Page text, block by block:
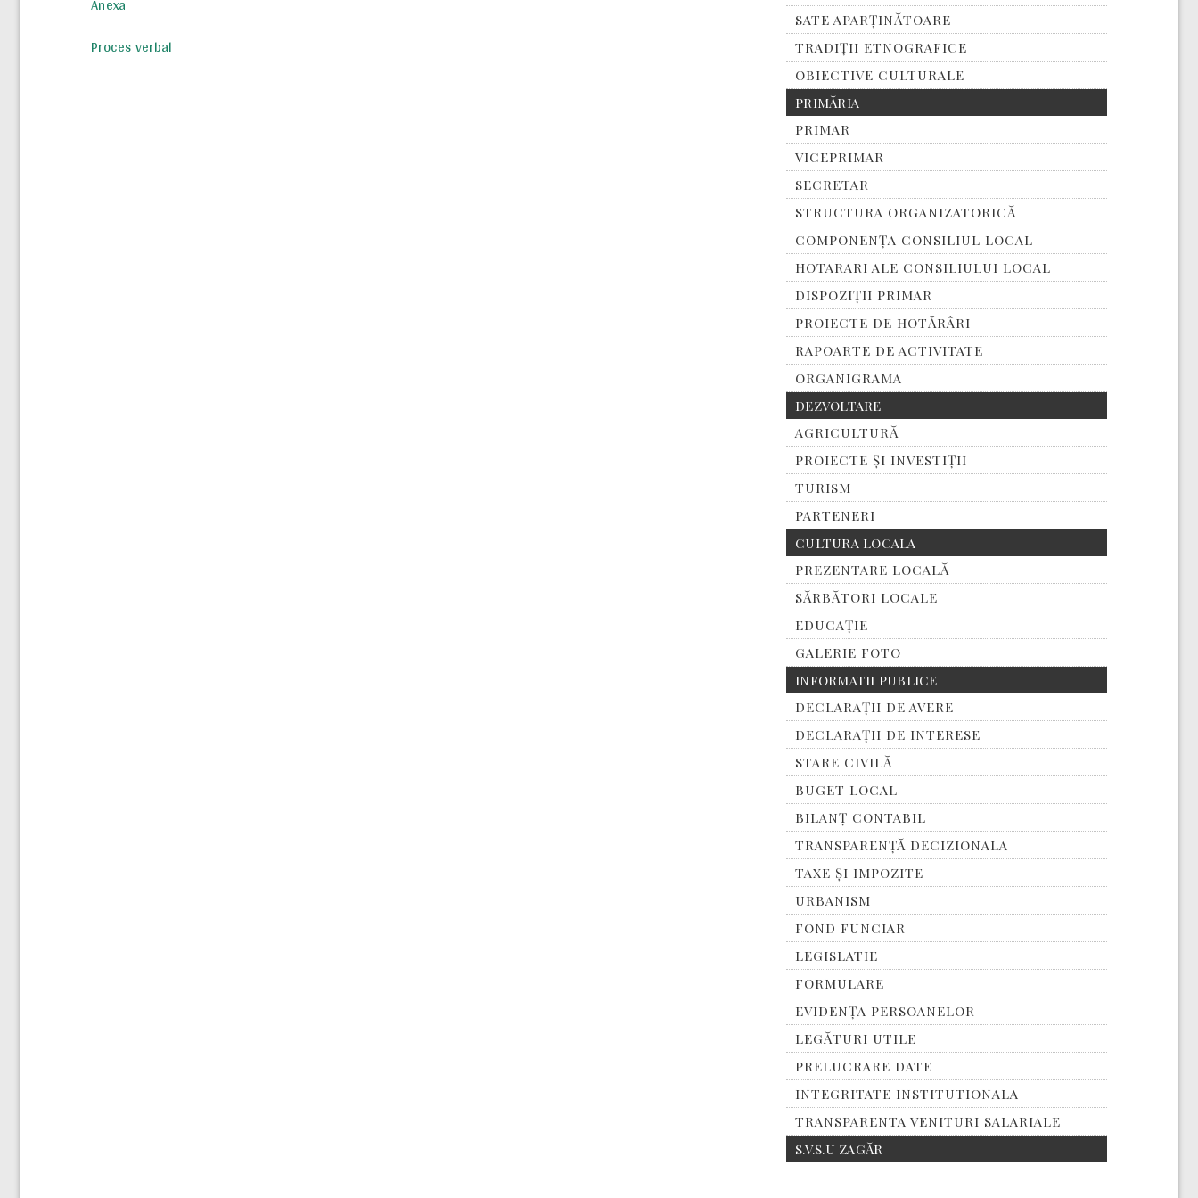
Anexa
Proces verbal
SATE APARȚINĂTOARE
TRADIȚII ETNOGRAFICE
OBIECTIVE CULTURALE
PRIMĂRIA
PRIMAR
VICEPRIMAR
SECRETAR
STRUCTURA ORGANIZATORICĂ
COMPONENȚA CONSILIUL LOCAL
HOTARARI ALE CONSILIULUI LOCAL
DISPOZIȚII PRIMAR
PROIECTE DE HOTĂRÂRI
RAPOARTE DE ACTIVITATE
ORGANIGRAMA
DEZVOLTARE
AGRICULTURĂ
PROIECTE ȘI INVESTIȚII
TURISM
PARTENERI
CULTURA LOCALA
PREZENTARE LOCALĂ
SĂRBĂTORI LOCALE
EDUCAȚIE
GALERIE FOTO
INFORMATII PUBLICE
DECLARAȚII DE AVERE
DECLARAȚII DE INTERESE
STARE CIVILĂ
BUGET LOCAL
BILANȚ CONTABIL
TRANSPARENȚĂ DECIZIONALA
TAXE ȘI IMPOZITE
URBANISM
FOND FUNCIAR
LEGISLATIE
FORMULARE
EVIDENȚA PERSOANELOR
LEGĂTURI UTILE
PRELUCRARE DATE
INTEGRITATE INSTITUTIONALA
TRANSPARENTA VENITURI SALARIALE
S.V.S.U ZAGĂR